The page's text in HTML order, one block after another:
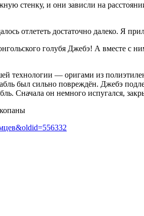
стенку, и они зависли на
отлететь достаточно далеко. Я
голубя Джебэ! А вместе с
технологии — оригами из
был сильно повреждён. Джебэ
Сначала он немного испугался,